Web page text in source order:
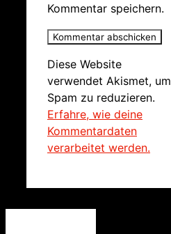
Kommentar speichern.
Diese Website
verwendet Akismet, um
Spam zu reduzieren.
Erfahre, wie deine
Kommentardaten
verarbeitet werden.